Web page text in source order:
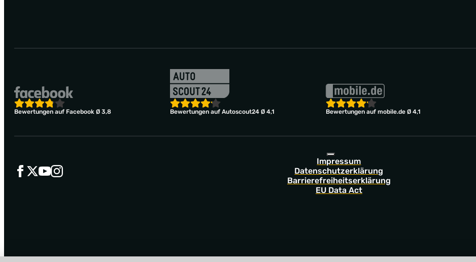
Bewertungen auf Facebook Ø 3,8 Bewertungen auf Autoscout24 Ø 4,1 Bewertungen auf mobile.de Ø 4,1
Impressum
Datenschutzerklärung
Barrierefreiheitserklärung
EU Data Act